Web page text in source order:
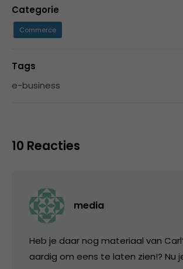
Categorie
Commerce
Tags
e-business
10 Reacties
media
Heb je daar nog materiaal van
aardig om eens te laten zien!? Nu